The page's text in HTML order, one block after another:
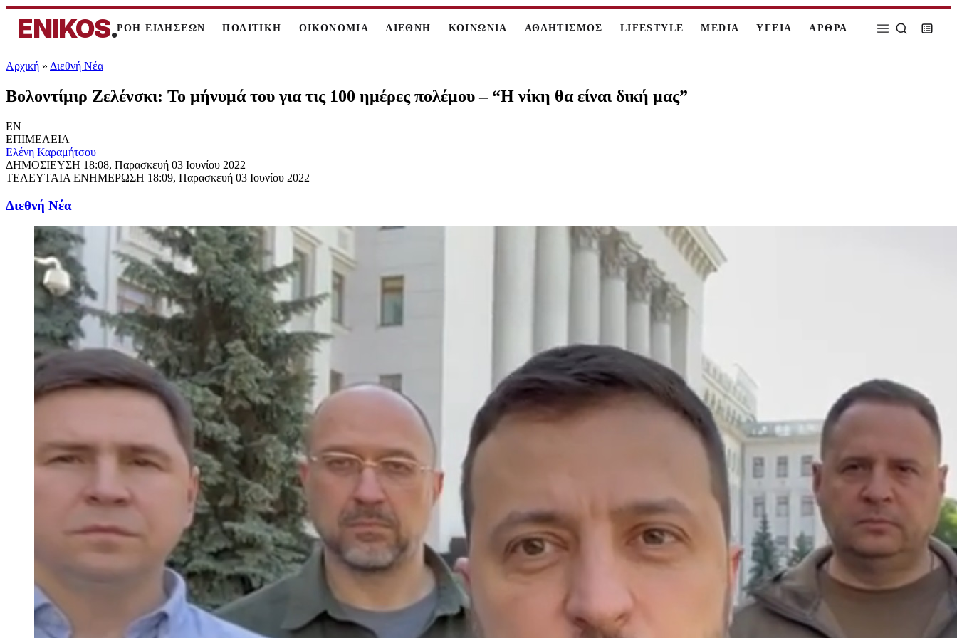
ENIKOS.ΡΟΗ ΕΙΔΗΣΕΩΝ ΠΟΛΙΤΙΚΗ ΟΙΚΟΝΟΜΙΑ ΔΙΕΘΝΗ ΚΟΙΝΩΝΙΑ ΑΘΛΗΤΙΣΜΟΣ LIFESTYLE MEDIA ΥΓΕΙΑ ΑΡΘΡΑ
Αρχική » Διεθνή Νέα
Βολοντίμιρ Ζελένσκι: Το μήνυμά του για τις 100 ημέρες πολέμου – “Η νίκη θα είναι δική μας”
EN
ΕΠΙΜΕΛΕΙΑ
Ελένη Καραμήτσου
ΔΗΜΟΣΙΕΥΣΗ 18:08, Παρασκευή 03 Ιουνίου 2022
ΤΕΛΕΥΤΑΙΑ ΕΝΗΜΕΡΩΣΗ 18:09, Παρασκευή 03 Ιουνίου 2022
Διεθνή Νέα